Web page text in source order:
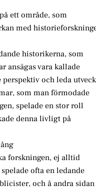
ett område, som
med
historikerna, som
ansägas vara kallade
och leda
som man förmodade
spelade en stor roll
denna livligt på
forskningen, ej alltid
ofta en ledande
och å andra